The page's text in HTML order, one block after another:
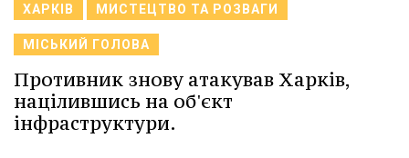
ХАРКІВ МИСТЕЦТВО ТА РОЗВАГИ
МІСЬКИЙ ГОЛОВА
Противник знову атакував Харків,
націлившись на об'єкт
інфраструктури.